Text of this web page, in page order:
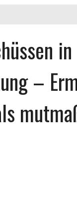
in
–